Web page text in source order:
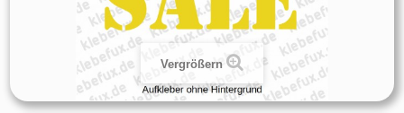
Vergrößern